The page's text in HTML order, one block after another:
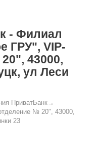
- Филиал
ГРУ", VIP-
43000,
ул Леси
ПриватБанк→
№ 20", 43000,
23